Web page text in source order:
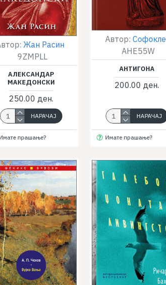
Жан Расин
9ZMPLL
АЛЕКСАНДАР
МАКЕДОНСКИ
250.00 ден.
НАРАЧАЈ
Имате прашање?
Автор: Софокле
AHE55W
АНТИГОНА
200.00 ден.
НАРАЧАЈ
Имате прашање?